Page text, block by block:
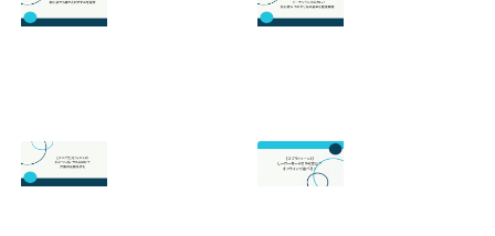
心者でも勝てるお
すすめを解説
2026.07.19
面白い！初心者向
けのやり方の基本
を徹底解説！